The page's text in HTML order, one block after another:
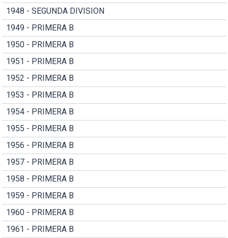
1948 - SEGUNDA DIVISION
1949 - PRIMERA B
1950 - PRIMERA B
1951 - PRIMERA B
1952 - PRIMERA B
1953 - PRIMERA B
1954 - PRIMERA B
1955 - PRIMERA B
1956 - PRIMERA B
1957 - PRIMERA B
1958 - PRIMERA B
1959 - PRIMERA B
1960 - PRIMERA B
1961 - PRIMERA B